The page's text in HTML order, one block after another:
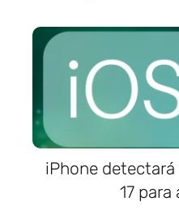
iPhone
17